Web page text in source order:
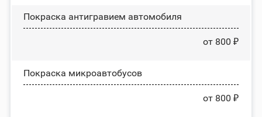
Покраска антигравием автомобиля
от 800 ₽
Покраска микроавтобусов
от 800 ₽